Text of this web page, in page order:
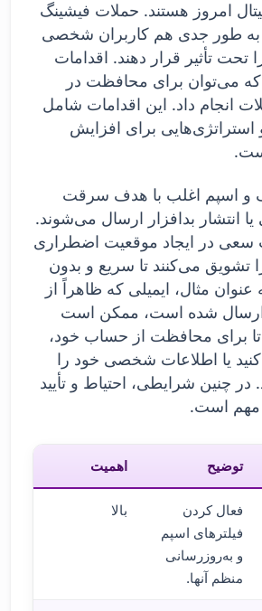
امروز هستند. حملات فیشینگ
به طور جدی هم کاربران شخصی
تحت تأثیر قرار دهند. اقدامات
که می‌توان برای محافظت در
انجام داد. این اقدامات شامل
برای افزایش
و اسپم اغلب با هدف سرقت
انتشار بدافزار ارسال می‌شوند.
سعی در ایجاد موقعیت اضطراری
تشویق می‌کنند تا سریع و بدون
مثال، ایمیلی که ظاهراً از
شده است، ممکن است
تا برای محافظت از حساب خود،
یا اطلاعات شخصی خود را
در چنین شرایطی، احتیاط و تأیید
مهم است.
توضیح اهمیت
فعال کردن
فیلترهای اسپم
و به‌روزرسانی
منظم آنها.
بالا